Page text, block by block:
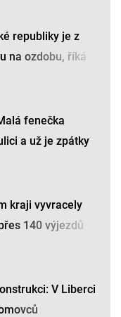
republiky je z
na ozdobu, říká
fenečka
a už je zpátky
kraji vyvracely
140 výjezdů
V Liberci